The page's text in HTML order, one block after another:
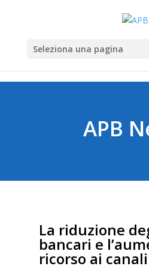
Seleziona una pagina
APB
La riduzione
bancari e
ricorso ai